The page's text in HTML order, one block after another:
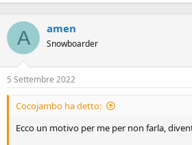
A amen
Snowboarder
5 Settembre 2022
Cocojambo ha detto:
Ecco un motivo per me per non farla,